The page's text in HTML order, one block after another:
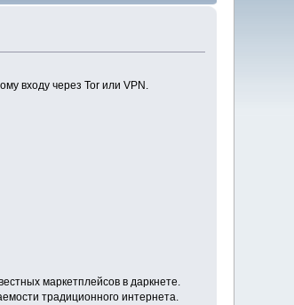
входу через Tor или VPN.
маркетплейсов в даркнете.
традиционного интернета.